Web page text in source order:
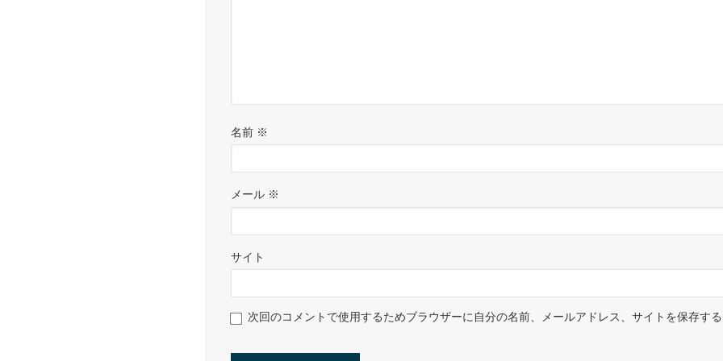
名前 ※
メール ※
サイト
次回のコメントで使用するためブラウザーに自分の名前、メールアドレス、サイトを保存す